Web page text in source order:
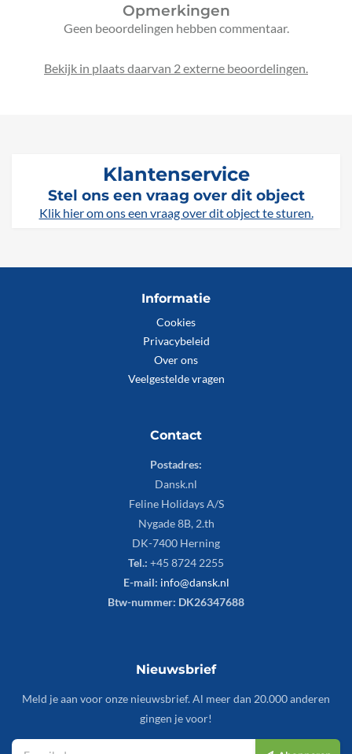
Opmerkingen
Geen beoordelingen hebben commentaar.
Bekijk in plaats daarvan 2 externe beoordelingen.
Klantenservice
Stel ons een vraag over dit object
Klik hier om ons een vraag over dit object te sturen.
Informatie
Cookies
Privacybeleid
Over ons
Veelgestelde vragen
Contact
Postadres:
Dansk.nl
Feline Holidays A/S
Nygade 8B, 2.th
DK-7400 Herning
Tel.: +45 8724 2255
E-mail: info@dansk.nl
Btw-nummer: DK26347688
Nieuwsbrief
Meld je aan voor onze nieuwsbrief. Al meer dan 20.000 anderen
gingen je voor!